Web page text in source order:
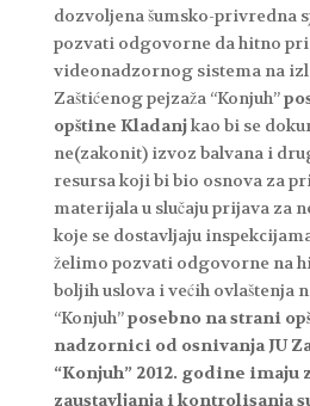
dozvoljena šumsko-privredna
pozvati odgovorne da hitno
videonadzornog sistema na
Zaštićenog pejzaža “Konjuh”
opštine Kladanjkao bi se
ne(zakonit) izvoz balvana i
resursa koji bi bio osnova za
materijala u slučaju prijava za
koje se dostavljaju
želimo pozvati odgovorne na
boljih uslova i većih ovlaštenja
“Konjuh”posebno na strani
nadzornici od osnivanja JU
“Konjuh” 2012. godine imaju
zaustavljanja i kontrolisanja